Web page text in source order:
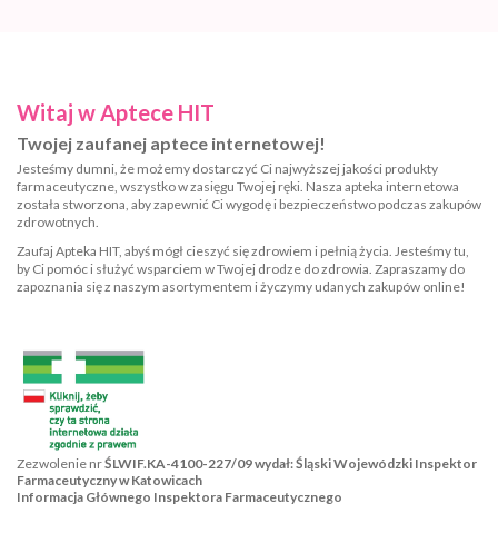
Witaj w Aptece HIT
Twojej zaufanej aptece internetowej!
Jesteśmy dumni, że możemy dostarczyć Ci najwyższej jakości produkty
farmaceutyczne, wszystko w zasięgu Twojej ręki. Nasza apteka internetowa
została stworzona, aby zapewnić Ci wygodę i bezpieczeństwo podczas zakupów
zdrowotnych.
Zaufaj Apteka HIT, abyś mógł cieszyć się zdrowiem i pełnią życia. Jesteśmy tu,
by Ci pomóc i służyć wsparciem w Twojej drodze do zdrowia. Zapraszamy do
zapoznania się z naszym asortymentem i życzymy udanych zakupów online!
Zezwolenie nrŚLWIF.KA-4100-227/09 wydał: Śląski Wojewódzki Inspektor
Farmaceutyczny w Katowicach
Informacja Głównego Inspektora Farmaceutycznego